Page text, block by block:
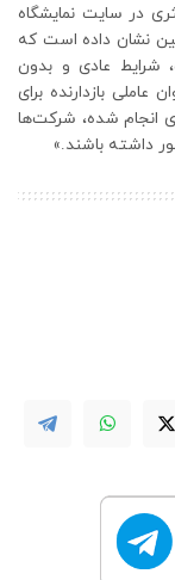
در سایت نمایشگاه
نشان داده است که
شرایط عادی و بدون
بازدارنده برای
انجام شده، شرکت‌ها
داشته باشند.»